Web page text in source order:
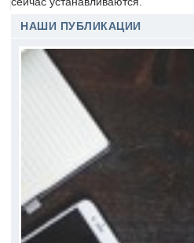
НАШИ ПУБЛИКАЦИИ